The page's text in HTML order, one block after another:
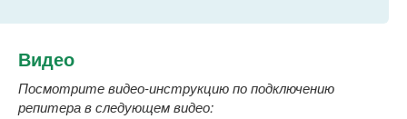
Видео
Посмотрите видео-инструкцию по подключению
репитера в следующем видео: